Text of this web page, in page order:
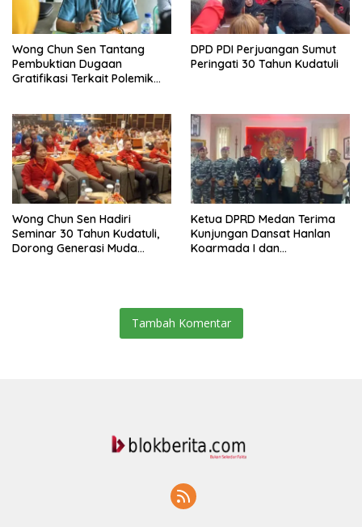
Wong Chun Sen Tantang
Pembuktian Dugaan
Gratifikasi Terkait Polemik
DPD PDI Perjuangan Sumut
Peringati 30 Tahun Kudatuli
Wong Chun Sen Hadiri
Seminar 30 Tahun Kudatuli,
Dorong Generasi Muda
Ketua DPRD Medan Terima
Kunjungan Dansat Hanlan
Koarmada I dan
Tambah Komentar